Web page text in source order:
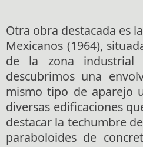
Otra obra destacada es
Mexicanos (1964),
de la zona industrial
descubrimos una
mismo tipo de aparejo
diversas edificaciones
destacar la techumbre
paraboloides de